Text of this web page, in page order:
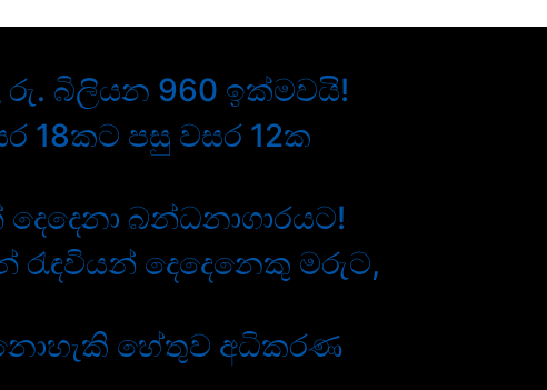
රු. බිලියන 960 ඉක්මවයි!
18කට පසු වසර 12ක
බන්ධනාගාරයට!
දෙදෙනෙකු මරුට,
නොහැකි හේතුව අධිකරණ